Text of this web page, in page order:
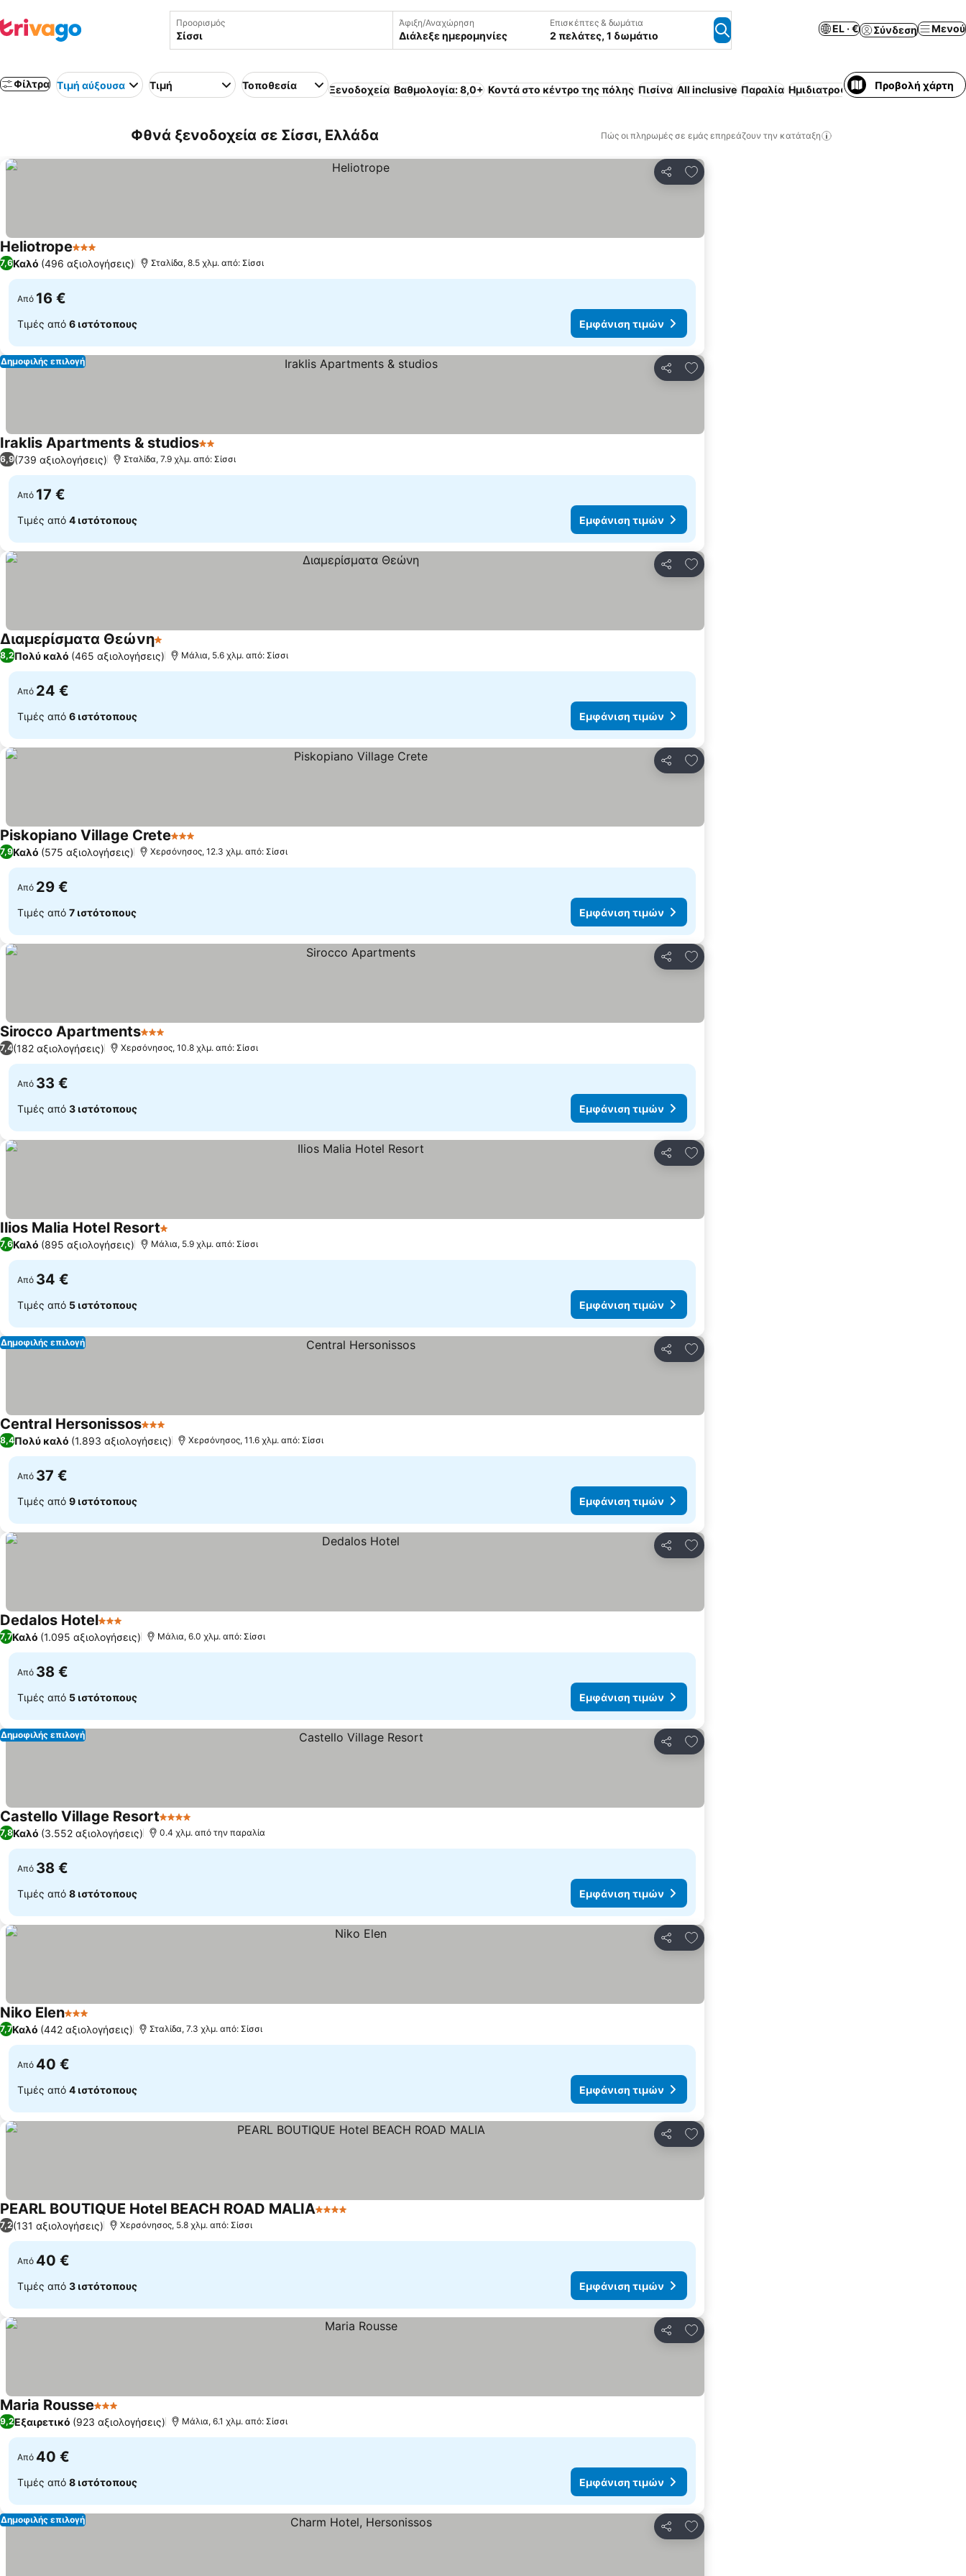
Προορισμός Άφιξη/Αναχώρηση
Διάλεξε ημερομηνίες
Επισκέπτες & δωμάτια
2 πελάτες, 1 δωμάτιο
EL · € Σύνδεση Μενού
Φίλτρα Τιμή αύξουσα Τιμή Τοποθεσία Ξενοδοχεία Βαθμολογία: 8,0+ Κοντά στο κέντρο της πόλης Πισίνα All inclusive Παραλία Ημιδιατροφή Περιλαμβάνεται
Προβολή χάρτη
Φθνά ξενοδοχεία σε Σίσσι, Ελλάδα Πώς οι πληρωμές σε εμάς επηρεάζουν την κατάταξη
Κοινοποίηση
Προσθήκη στα αγαπημένα
Heliotrope3 Αστέρια
7,6Καλό (496 αξιολογήσεις) Σταλίδα, 8.5 χλμ. από: Σίσσι
Από 16 €
Τιμές από 6 ιστότοπους Εμφάνιση τιμών
Κοινοποίηση
Προσθήκη στα αγαπημένα
Δημοφιλής επιλογή
Iraklis Apartments & studios2 Αστέρια
6,9(739 αξιολογήσεις) Σταλίδα, 7.9 χλμ. από: Σίσσι
Από 17 €
Τιμές από 4 ιστότοπους Εμφάνιση τιμών
Κοινοποίηση
Προσθήκη στα αγαπημένα
Διαμερίσματα Θεώνη1 Αστέρια
8,2Πολύ καλό (465 αξιολογήσεις) Μάλια, 5.6 χλμ. από: Σίσσι
Από 24 €
Τιμές από 6 ιστότοπους Εμφάνιση τιμών
Κοινοποίηση
Προσθήκη στα αγαπημένα
Piskopiano Village Crete3 Αστέρια
7,9Καλό (575 αξιολογήσεις) Χερσόνησος, 12.3 χλμ. από: Σίσσι
Από 29 €
Τιμές από 7 ιστότοπους Εμφάνιση τιμών
Κοινοποίηση
Προσθήκη στα αγαπημένα
Sirocco Apartments3 Αστέρια
7,4(182 αξιολογήσεις) Χερσόνησος, 10.8 χλμ. από: Σίσσι
Από 33 €
Τιμές από 3 ιστότοπους Εμφάνιση τιμών
Κοινοποίηση
Προσθήκη στα αγαπημένα
Ilios Malia Hotel Resort1 Αστέρια
7,6Καλό (895 αξιολογήσεις) Μάλια, 5.9 χλμ. από: Σίσσι
Από 34 €
Τιμές από 5 ιστότοπους Εμφάνιση τιμών
Κοινοποίηση
Προσθήκη στα αγαπημένα
Δημοφιλής επιλογή
Central Hersonissos3 Αστέρια
8,4Πολύ καλό (1.893 αξιολογήσεις) Χερσόνησος, 11.6 χλμ. από: Σίσσι
Από 37 €
Τιμές από 9 ιστότοπους Εμφάνιση τιμών
Κοινοποίηση
Προσθήκη στα αγαπημένα
Dedalos Hotel3 Αστέρια
7,7Καλό (1.095 αξιολογήσεις) Μάλια, 6.0 χλμ. από: Σίσσι
Από 38 €
Τιμές από 5 ιστότοπους Εμφάνιση τιμών
Κοινοποίηση
Προσθήκη στα αγαπημένα
Δημοφιλής επιλογή
Castello Village Resort4 Αστέρια
7,8Καλό (3.552 αξιολογήσεις) 0.4 χλμ. από την παραλία
Από 38 €
Τιμές από 8 ιστότοπους Εμφάνιση τιμών
Κοινοποίηση
Προσθήκη στα αγαπημένα
Niko Elen3 Αστέρια
7,7Καλό (442 αξιολογήσεις) Σταλίδα, 7.3 χλμ. από: Σίσσι
Από 40 €
Τιμές από 4 ιστότοπους Εμφάνιση τιμών
Κοινοποίηση
Προσθήκη στα αγαπημένα
PEARL BOUTIQUE Hotel BEACH ROAD MALIA4 Αστέρια
7,2(131 αξιολογήσεις) Χερσόνησος, 5.8 χλμ. από: Σίσσι
Από 40 €
Τιμές από 3 ιστότοπους Εμφάνιση τιμών
Κοινοποίηση
Προσθήκη στα αγαπημένα
Maria Rousse3 Αστέρια
9,2Εξαιρετικό (923 αξιολογήσεις) Μάλια, 6.1 χλμ. από: Σίσσι
Από 40 €
Τιμές από 8 ιστότοπους Εμφάνιση τιμών
Κοινοποίηση
Προσθήκη στα αγαπημένα
Δημοφιλής επιλογή